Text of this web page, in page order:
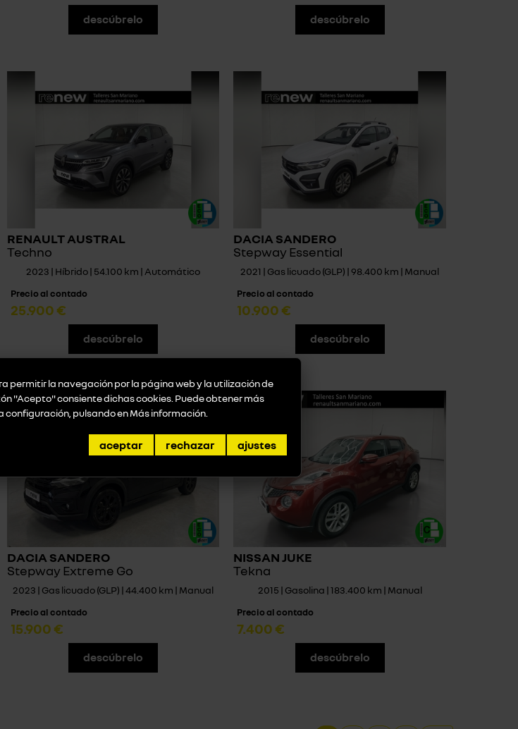
descúbrelo descúbrelo
RENAULT AUSTRAL
Techno
2023 | Híbrido | 54.100 km | Automático
Precio al contado
25.900 €
descúbrelo
DACIA SANDERO
Stepway Essential
2021 | Gas licuado (GLP) | 98.400 km | Manual
Precio al contado
10.900 €
descúbrelo
DACIA SANDERO
Stepway Extreme Go
2023 | Gas licuado (GLP) | 44.400 km | Manual
Precio al contado
15.900 €
descúbrelo
NISSAN JUKE
Tekna
2015 | Gasolina | 183.400 km | Manual
Precio al contado
7.400 €
descúbrelo
permitir la navegación por la página web y la utilización de
"Acepto" consiente dichas cookies. Puede obtener más
configuración, pulsando enMás información
aceptar rechazar ajustes